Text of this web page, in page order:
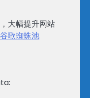
大幅提升网站
谷歌蜘蛛池